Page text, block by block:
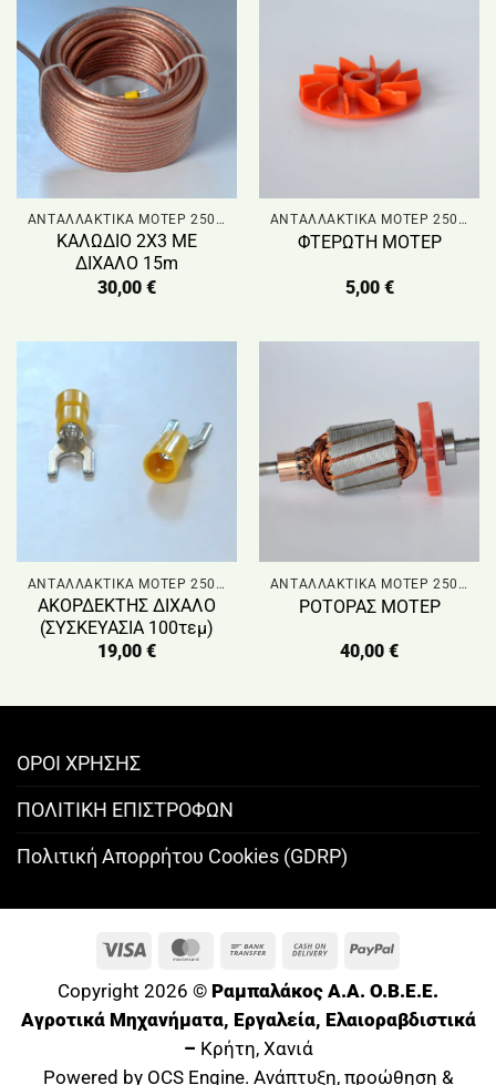
ΑΝΤΑΛΛΑΚΤΙΚΑ ΜΟΤΕΡ 250W
ΚΑΛΩΔΙΟ 2Χ3 ΜΕ
ΔΙΧΑΛΟ 15m
30,00 €
ΑΝΤΑΛΛΑΚΤΙΚΑ ΜΟΤΕΡ 250W
ΦΤΕΡΩΤΗ ΜΟΤΕΡ
5,00 €
ΑΝΤΑΛΛΑΚΤΙΚΑ ΜΟΤΕΡ 250W
ΑΚΟΡΔΕΚΤΗΣ ΔΙΧΑΛΟ
(ΣΥΣΚΕΥΑΣΙΑ 100τεμ)
19,00 €
ΑΝΤΑΛΛΑΚΤΙΚΑ ΜΟΤΕΡ 250W
ΡΟΤΟΡΑΣ ΜΟΤΕΡ
40,00 €
ΟΡΟΙ ΧΡΗΣΗΣ
ΠΟΛΙΤΙΚΗ ΕΠΙΣΤΡΟΦΩΝ
Πολιτική Απορρήτου Cookies (GDRP)
Visa MasterCard
Bank
Transfer
Cash
PayPal
Copyright 2026 © Ραμπαλάκος A.A. O.B.E.E.
Αγροτικά Μηχανήματα, Εργαλεία, Ελαιοραβδιστικά
– Κρήτη, Χανιά
Powered by OCS Engine. Ανάπτυξη, προώθηση &